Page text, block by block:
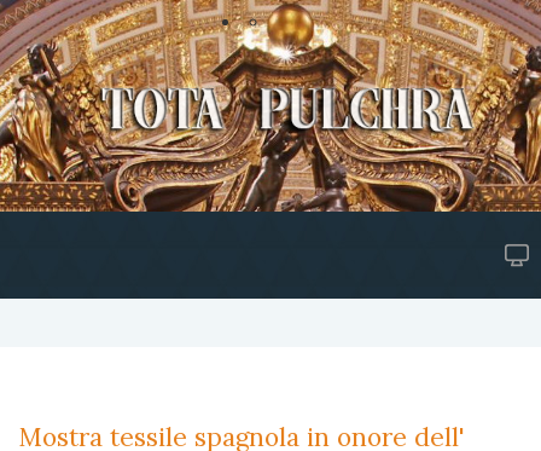
Mostra tessile spagnola in onore dell'